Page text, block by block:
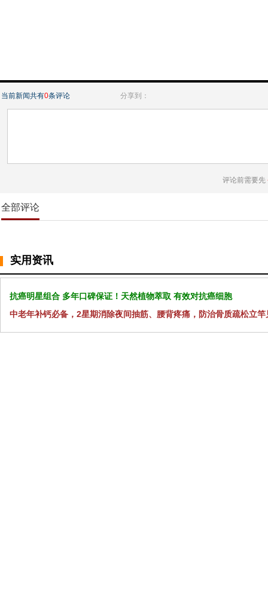
当前新闻共有0条评论 分享到：
评论前需要先
全部评论
实用资讯
抗癌明星组合 多年口碑保证！天然植物萃取 有效对抗癌细胞
中老年补钙必备，2星期消除夜间抽筋、腰背疼痛，防治骨质疏松立竿